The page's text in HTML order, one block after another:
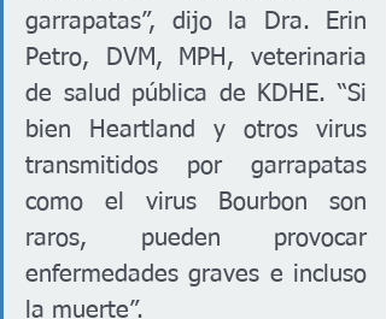
garrapatas”, dijo la Dra. Erin
Petro, DVM, MPH, veterinaria
de salud pública de KDHE. “Si
bien Heartland y otros virus
transmitidos por garrapatas
como el virus Bourbon son
raros, pueden provocar
enfermedades graves e incluso
la muerte”.